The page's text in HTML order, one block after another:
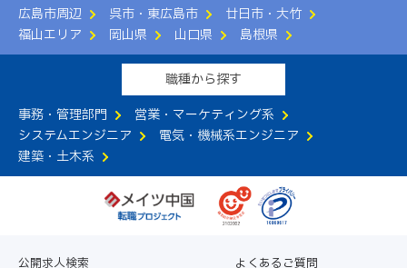
広島市周辺
呉市・東広島市
廿日市・大竹
福山エリア
岡山県 山口県 島根県
職種から探す
事務・管理部門
営業・マーケティング系
システムエンジニア
電気・機械系エンジニア
建築・土木系
公開求人検索
よくあるご質問